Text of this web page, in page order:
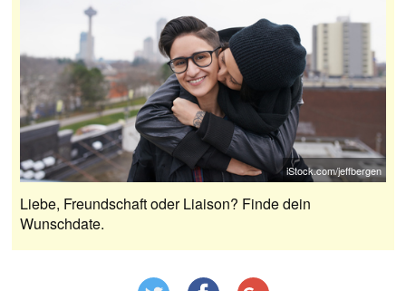
iStock.com/jeffbergen
Liebe, Freundschaft oder Liaison? Finde dein
Wunschdate.